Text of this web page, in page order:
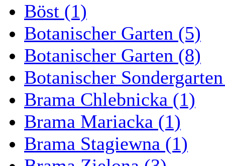
Böst (1)
Botanischer Garten (5)
Botanischer Garten (8)
Botanischer
Brama Chlebnicka (1)
Brama Mariacka (1)
Brama Stagiewna (1)